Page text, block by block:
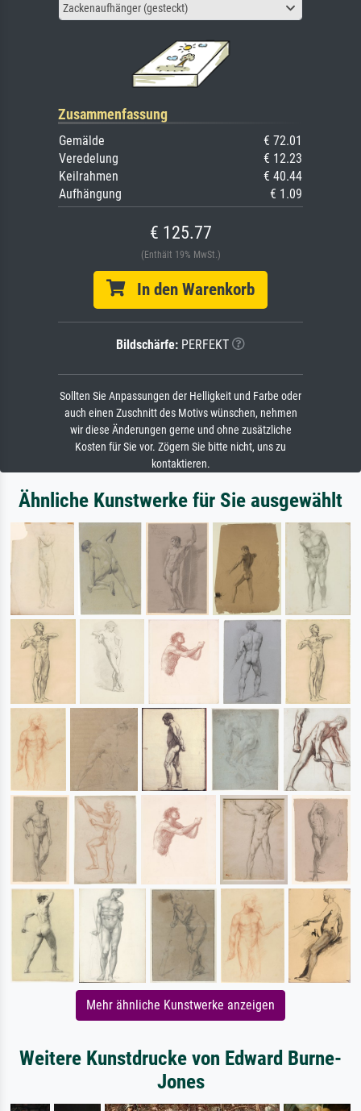
Zackenaufhänger (gesteckt)
Zusammenfassung
Gemälde
€ 72.01
Veredelung
€ 12.23
Keilrahmen
€ 40.44
Aufhängung
€ 1.09
€ 125.77
(Enthält 19% MwSt.)
In den Warenkorb
Bildschärfe: PERFEKT
Sollten Sie Anpassungen der Helligkeit und Farbe oder
auch einen Zuschnitt des Motivs wünschen, nehmen
wir diese Änderungen gerne und ohne zusätzliche
Kosten für Sie vor. Zögern Sie bitte nicht, uns zu
kontaktieren.
Ähnliche Kunstwerke für Sie ausgewählt
Mehr ähnliche Kunstwerke anzeigen
Weitere Kunstdrucke von Edward Burne-
Jones